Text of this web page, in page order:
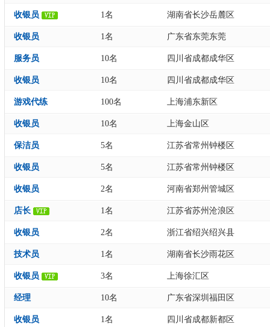
收银员 1名 湖南省长沙岳麓区
收银员 1名 广东省东莞东莞
服务员 10名 四川省成都成华区
收银员 10名 四川省成都成华区
游戏代练 100名 上海浦东新区
收银员 10名 上海金山区
保洁员 5名 江苏省常州钟楼区
收银员 5名 江苏省常州钟楼区
收银员 2名 河南省郑州管城区
店长 1名 江苏省苏州沧浪区
收银员 2名 浙江省绍兴绍兴县
技术员 1名 湖南省长沙雨花区
收银员 3名 上海徐汇区
经理 10名 广东省深圳福田区
收银员 1名 四川省成都新都区